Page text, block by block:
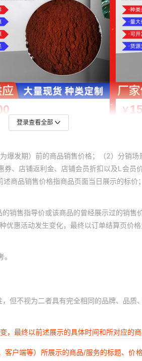
登录查看全部
爆发期）前的商品销售价格；（2）分销
、店铺返利金、店铺会员折扣以及L会
品销售价格指商品页面当日展示的标价
销售指导价或该商品的曾经展示过的销售
惠活动发生变化，最终以订单结算页价格
但不视为二者具有完全相同的品牌、品质
最终以前述展示的具体时间和所对应的商
户端等）所展示的商品/服务的标题、